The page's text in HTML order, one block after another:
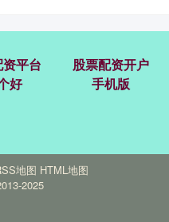
平台
好
股票配资开户
手机版
地图 HTML地图
2025